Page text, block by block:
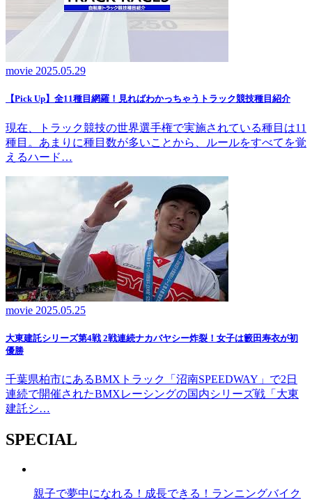
movie 2025.05.29
【Pick Up】全11種目網羅！見ればわかっちゃうトラック競技種目紹介
現在、トラック競技の世界選手権で実施されている種目は11
種目。あまりに種目数が多いことから、ルールをすべてを覚
えるハード…
movie 2025.05.25
大東建託シリーズ第4戦 2戦連続ナカバヤシー炸裂！女子は籔田寿衣が初
優勝
千葉県柏市にあるBMXトラック「沼南SPEEDWAY」で2日
連続で開催されたBMXレーシングの国内シリーズ戦「大東
建託シ…
SPECIAL
親子で夢中になれる！成長できる！ランニングバイク